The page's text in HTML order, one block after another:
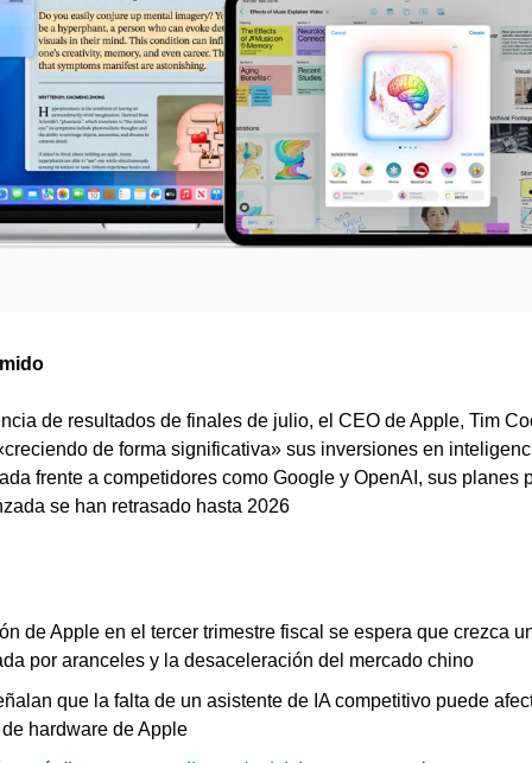
de resultados de finales de julio, el CEO de Apple, Tim
de forma significativa» sus inversiones en
frente a competidores como Google y OpenAI, sus planes
se han retrasado hasta 2026
de Apple en el tercer trimestre fiscal se espera que crezca
por aranceles y la desaceleración del mercado chino
que la falta de un asistente de IA competitivo puede
hardware de Apple